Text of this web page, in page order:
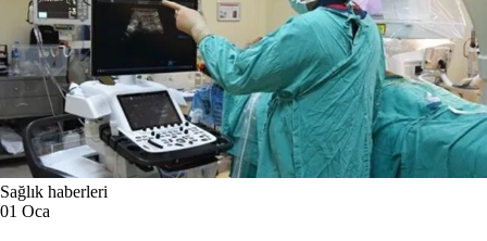
Sağlık haberleri
01 Oca